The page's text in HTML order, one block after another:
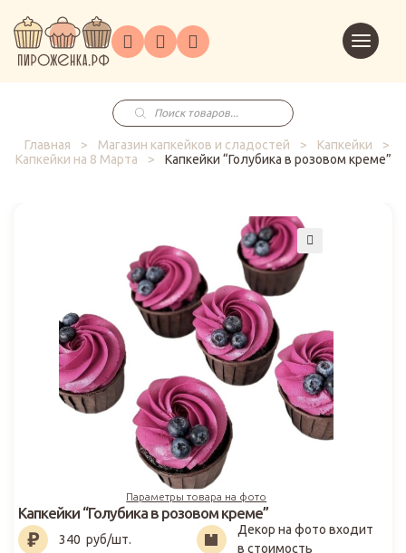
ГлавнаяКаталог
на
заказ
Праздники
Корпоративным
клиентам
в
корзину
Поиск
товаров
Главная
> Магазин капкейков и сладостей > Капкейки
>
Капкейки на 8 Марта
> Капкейки “Голубика в розовом креме”
Параметры товара на фото
340₽
Капкейки “Голубика в розовом креме”
340 руб/шт.
Декор на фото входит
в стоимость